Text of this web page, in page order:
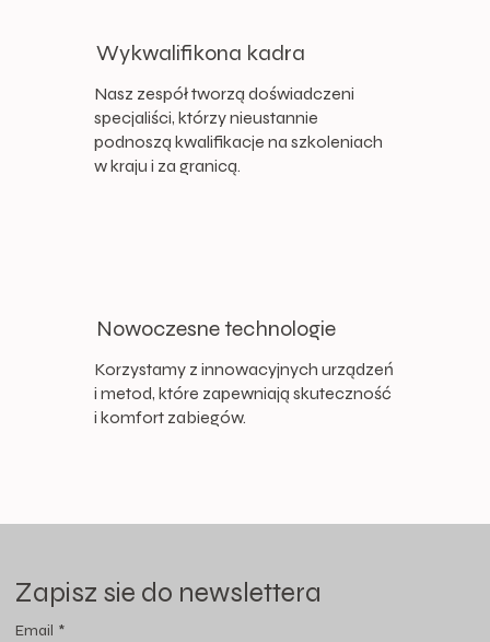
Wykwalifikona kadra
Nasz zespół tworzą doświadczeni
specjaliści, którzy nieustannie
podnoszą kwalifikacje na szkoleniach
w kraju i za granicą.
Nowoczesne technologie
Korzystamy z innowacyjnych urządzeń
i metod, które zapewniają skuteczność
i komfort zabiegów.
Zapisz sie do newslettera
Email *